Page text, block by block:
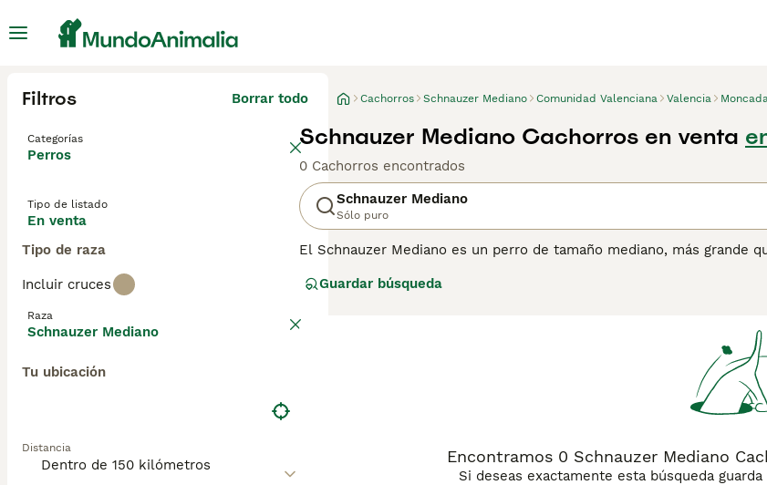
Filtros Borrar todo
Categorías
Perros
Tipo de listado
En venta
Tipo de raza
Incluir cruces
Raza
Schnauzer Mediano
Tu ubicación
Distancia
Cachorros Schnauzer Mediano Comunidad Valenciana Valencia
Schnauzer Mediano Cachorros en venta
0 Cachorros encontrados
Schnauzer Mediano
Sólo puro
El Schnauzer Mediano es un perro de tamaño mediano, más grande
compañero y mascota familiar en ambos lados del Atlántico y en
tiene una naturaleza tranquila y amistosa, lo que lo convierte en una
página de consejos de compra de Schnauzer Mediano
Guardar búsqueda
Encontramos 0 Schnauzer Mediano
Si deseas exactamente esta búsqueda